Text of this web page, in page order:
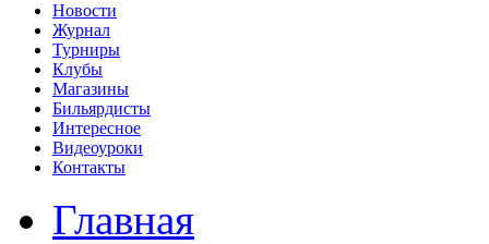
Новости
Журнал
Турниры
Клубы
Магазины
Бильярдисты
Интересное
Видеоуроки
Контакты
Главная